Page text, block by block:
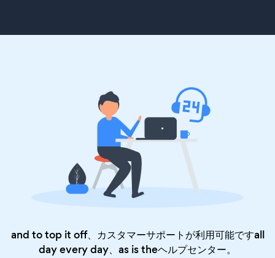
and to top it off、カスタマーサポートが利用可能ですall
day every day、as is theヘルプセンター。